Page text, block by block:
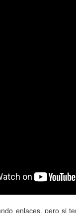
enlaces, pero si